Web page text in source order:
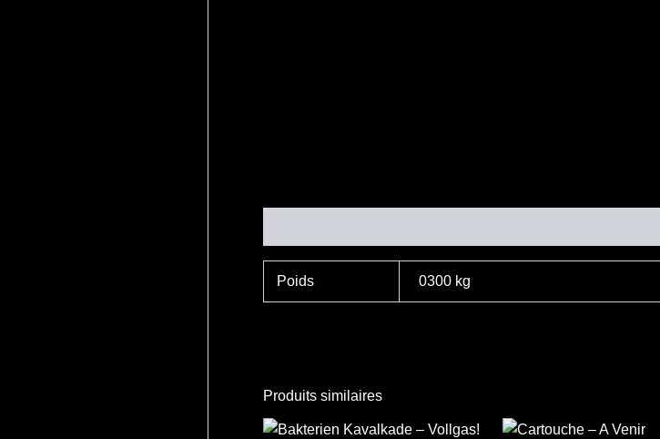
Poids 0300 kg
Produits similaires